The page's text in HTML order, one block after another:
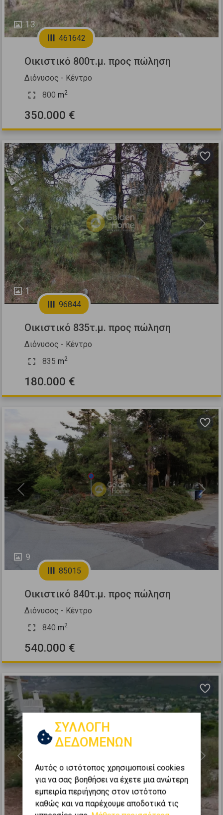
13
461642
Οικιστικό 800τ.μ. προς πώληση
Διόνυσος - Κέντρο
800 m2
350.000 €
1
Previous Next
96844
Οικιστικό 835τ.μ. προς πώληση
Διόνυσος - Κέντρο
835 m2
180.000 €
9
Previous Next
85015
Οικιστικό 840τ.μ. προς πώληση
Διόνυσος - Κέντρο
840 m2
540.000 €
Previous Next
ΣΥΛΛΟΓΗ
ΔΕΔΟΜΕΝΩΝ
Αυτός ο ιστότοπος χρησιμοποιεί cookies
για να σας βοηθήσει να έχετε μια ανώτερη
εμπειρία περιήγησης στον ιστότοπο
καθώς και να παρέχουμε αποδοτικά τις